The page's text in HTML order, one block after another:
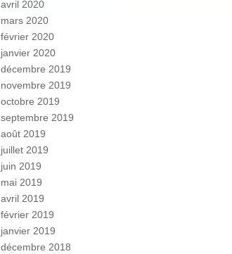
avril 2020
mars 2020
février 2020
janvier 2020
décembre 2019
novembre 2019
octobre 2019
septembre 2019
août 2019
juillet 2019
juin 2019
mai 2019
avril 2019
février 2019
janvier 2019
décembre 2018